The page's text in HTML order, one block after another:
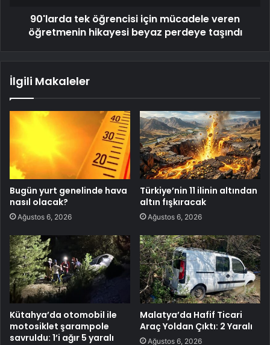
90'larda tek öğrencisi için mücadele veren
öğretmenin hikayesi beyaz perdeye taşındı
İlgili Makaleler
Bugün yurt genelinde hava
nasıl olacak?
Ağustos 6, 2026
Türkiye’nin 11 ilinin altından
altın fışkıracak
Ağustos 6, 2026
Kütahya’da otomobil ile
motosiklet şarampole
savruldu: 1’i ağır 5 yaralı
Malatya’da Hafif Ticari
Araç Yoldan Çıktı: 2 Yaralı
Ağustos 6, 2026